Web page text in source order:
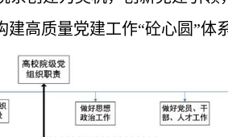
高质量党建工作“砼心圆”体